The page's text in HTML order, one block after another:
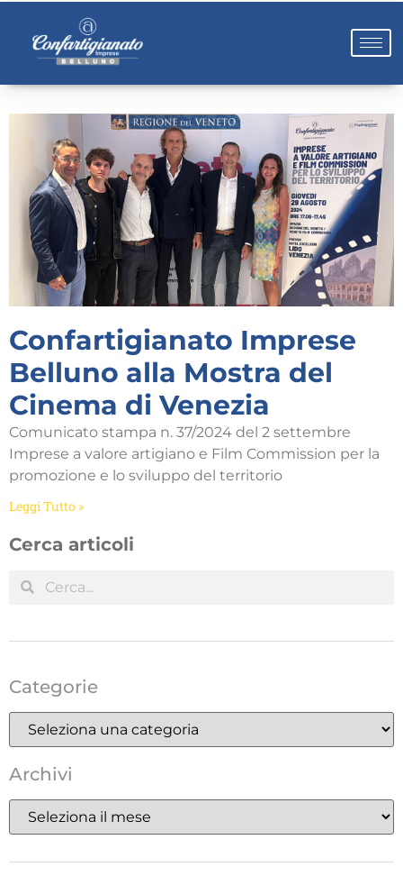
Confartigianato Imprese
Belluno alla Mostra del
Cinema di Venezia
Comunicato stampa n. 37/2024 del 2 settembre
Imprese a valore artigiano e Film Commission per la
promozione e lo sviluppo del territorio
Leggi Tutto »
Cerca articoli
Categorie
Archivi